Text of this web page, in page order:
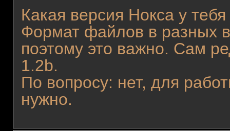
Какая версия Нокса у
Формат файлов в разных
поэтому это важно. Сам
1.2b.
По вопросу: нет, для
нужно.